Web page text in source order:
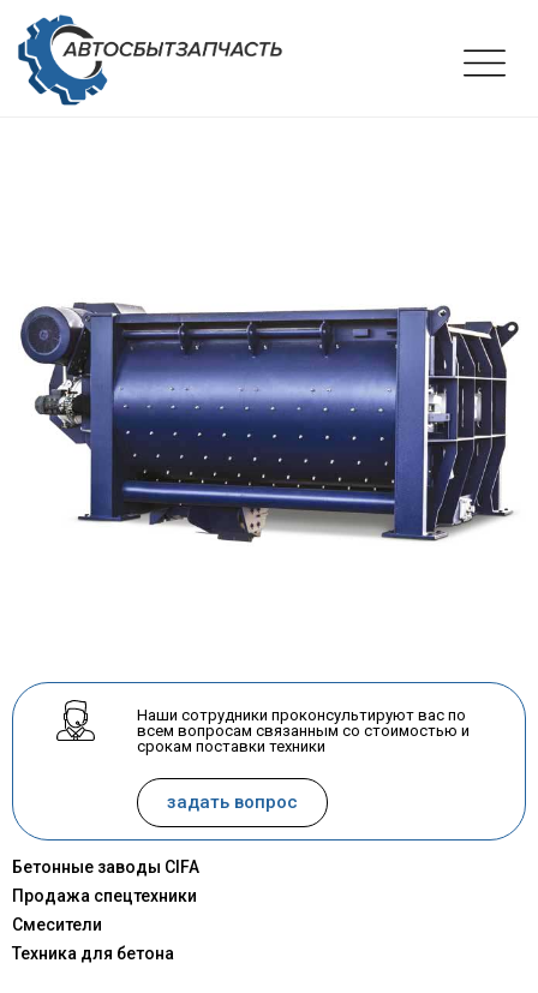
Наши сотрудники проконсультируют вас по
всем вопросам связанным со стоимостью и
срокам поставки техники
задать вопрос
Бетонные заводы CIFA
Продажа спецтехники
Смесители
Техника для бетона